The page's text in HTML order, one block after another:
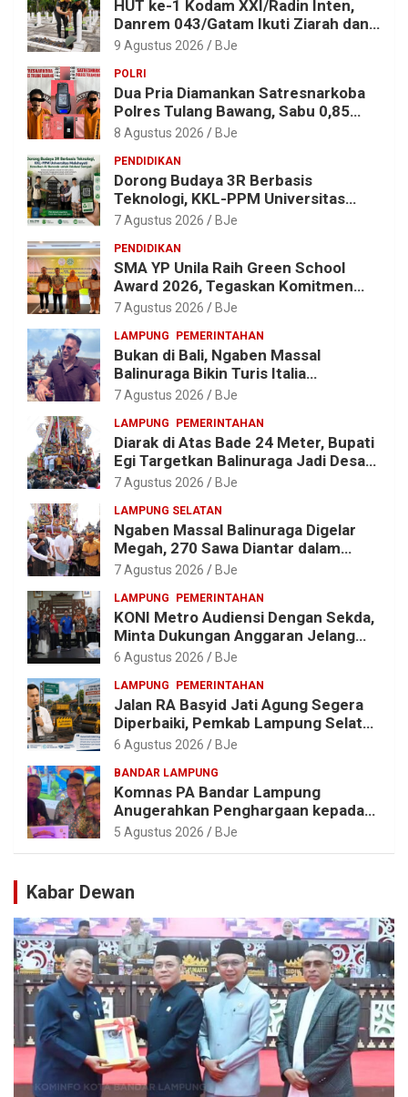
HUT ke-1 Kodam XXI/Radin Inten,
Danrem 043/Gatam Ikuti Ziarah dan
Bakti Kesehatan
9 Agustus 2026 BJe
POLRI
Dua Pria Diamankan Satresnarkoba
Polres Tulang Bawang, Sabu 0,85
Gram dan Alat Hisap Disita
8 Agustus 2026 BJe
PENDIDIKAN
Dorong Budaya 3R Berbasis
Teknologi, KKL-PPM Universitas
Malahayati Kenalkan AI Barcode
7 Agustus 2026 BJe
PENDIDIKAN
SMA YP Unila Raih Green School
Award 2026, Tegaskan Komitmen
Wujudkan Sekolah Ramah
7 Agustus 2026 BJe
LAMPUNG PEMERINTAHAN
Bukan di Bali, Ngaben Massal
Balinuraga Bikin Turis Italia
Terpukau, Puluhan Ribu Orang Ikut
7 Agustus 2026 BJe
LAMPUNG PEMERINTAHAN
Diarak di Atas Bade 24 Meter, Bupati
Egi Targetkan Balinuraga Jadi Desa
Wisata Budaya 2027
7 Agustus 2026 BJe
LAMPUNG SELATAN
Ngaben Massal Balinuraga Digelar
Megah, 270 Sawa Diantar dalam
Tradisi Suci yang Gerakkan Ekonomi
7 Agustus 2026 BJe
LAMPUNG PEMERINTAHAN
KONI Metro Audiensi Dengan Sekda,
Minta Dukungan Anggaran Jelang
Porprov X Lampung
6 Agustus 2026 BJe
LAMPUNG PEMERINTAHAN
Jalan RA Basyid Jati Agung Segera
Diperbaiki, Pemkab Lampung Selatan
Alokasikan Rp1,13 Miliar
6 Agustus 2026 BJe
BANDAR LAMPUNG
Komnas PA Bandar Lampung
Anugerahkan Penghargaan kepada
Kombes Pol. Alfret Jacob Tilukay
5 Agustus 2026 BJe
Kabar Dewan